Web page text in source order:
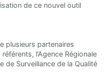
de ce nouvel outil
plusieurs partenaires
l’Agence Régionale
de Surveillance de la Qualité